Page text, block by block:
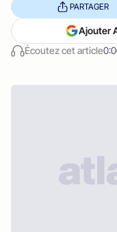
Écoutez cet article
PARTAGER
Ajouter